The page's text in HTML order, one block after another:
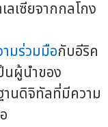
เซียจากกลโกง
ามร่วมมือกับอีริค
นผู้นำของ
านดิจิทัลที่มีความ